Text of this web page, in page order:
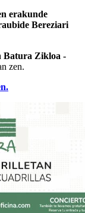
erakunde
Bereziari
Batura Zikloa -
zen.